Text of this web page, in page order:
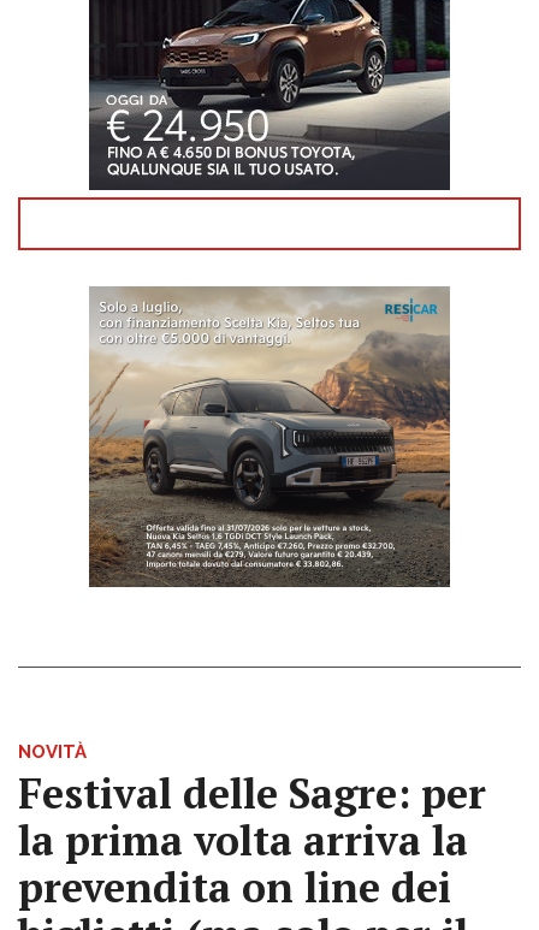
NOVITÀ
Festival delle Sagre: per
la prima volta arriva la
prevendita on line dei